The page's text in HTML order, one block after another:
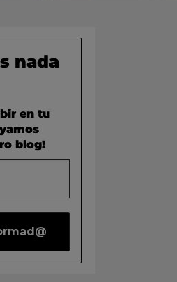
nada
en tu
blog!